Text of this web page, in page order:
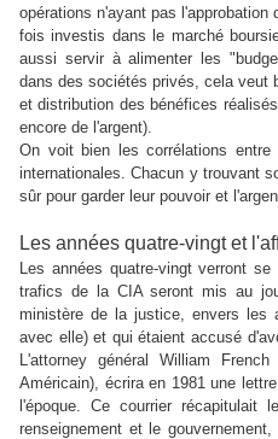
opérations n'ayant pas
fois investis dans le marché
aussi servir à alimenter les
dans des sociétés privés, cela veut
et distribution des bénéfices
encore de l'argent).
On voit bien les corrélations
internationales. Chacun y trouvant
sûr pour garder leur pouvoir et
Les années quatre-vingt et
Les années quatre-vingt verront
trafics de la CIA seront mis au
ministère de la justice, envers les
avec elle) et qui étaient accusé
L'attorney général William
Américain), écrira en 1981 une
l'époque. Ce courrier récapitulait
renseignement et le